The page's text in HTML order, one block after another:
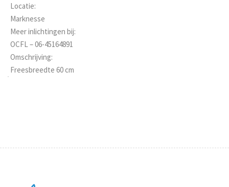
Locatie:
Marknesse
Meer inlichtingen bij:
OCFL – 06-45164891
Omschrijving:
Freesbreedte 60 cm